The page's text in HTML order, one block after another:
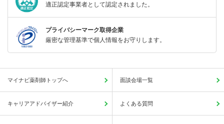
適正認定事業者として認定されました。
プライバシーマーク取得企業
厳密な管理基準で個人情報をお守りします。
マイナビ薬剤師トップへ 面談会場一覧
キャリアアドバイザー紹介 よくある質問